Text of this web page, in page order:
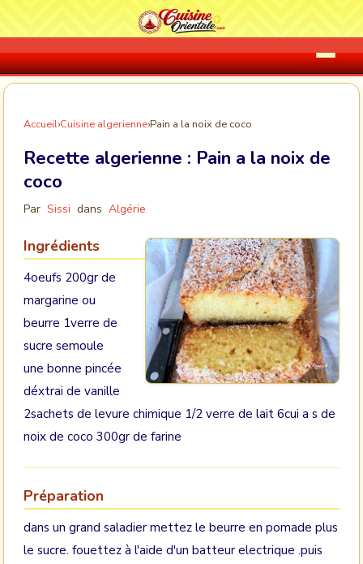
Accueil›Cuisine algerienne›Pain a la noix de coco
Recette algerienne : Pain a la noix de
coco
Par Sissi dans Algérie
Ingrédients
4oeufs 200gr de
margarine ou
beurre 1verre de
sucre semoule
une bonne pincée
déxtrai de vanille
2sachets de levure chimique 1/2 verre de lait 6cui a s de
noix de coco 300gr de farine
Préparation
dans un grand saladier mettez le beurre en pomade plus
le sucre. fouettez à l'aide d'un batteur electrique .puis